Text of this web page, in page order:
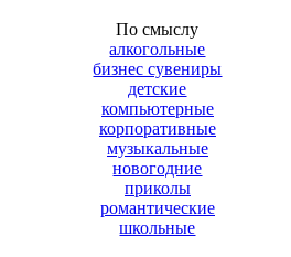
По смыслу
алкогольные
бизнес сувениры
детские
компьютерные
корпоративные
музыкальные
новогодние
приколы
романтические
школьные